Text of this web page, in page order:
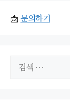
📩 문의하기